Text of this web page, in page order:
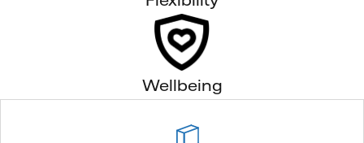
Wellbeing